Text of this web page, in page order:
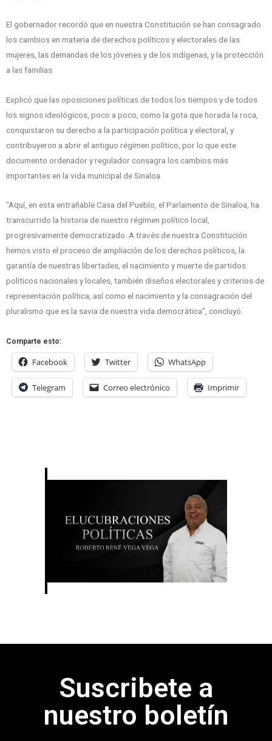
El gobernador recordó que en nuestra Constitución se han consagrado
los cambios en materia de derechos políticos y electorales de las
mujeres, las demandas de los jóvenes y de los indígenas, y la protección
a las familias.
Explicó que las oposiciones políticas de todos los tiempos y de todos
los signos ideológicos, poco a poco, como la gota que horada la roca,
conquistaron su derecho a la participación política y electoral, y
contribuyeron a abrir el antiguo régimen político, por lo que este
documento ordenador y regulador consagra los cambios más
importantes en la vida municipal de Sinaloa.
“Aquí, en esta entrañable Casa del Pueblo, el Parlamento de Sinaloa, ha
transcurrido la historia de nuestro régimen político local,
progresivamente democratizado. A través de nuestra Constitución
hemos visto el proceso de ampliación de los derechos políticos, la
garantía de nuestras libertades, el nacimiento y muerte de partidos
políticos nacionales y locales, también diseños electorales y criterios de
representación política, así como el nacimiento y la consagración del
pluralismo que es la savia de nuestra vida democrática”, concluyó.
Comparte esto:
Facebook Twitter WhatsApp
Telegram Correo electrónico Imprimir
Suscribete a
nuestro boletín